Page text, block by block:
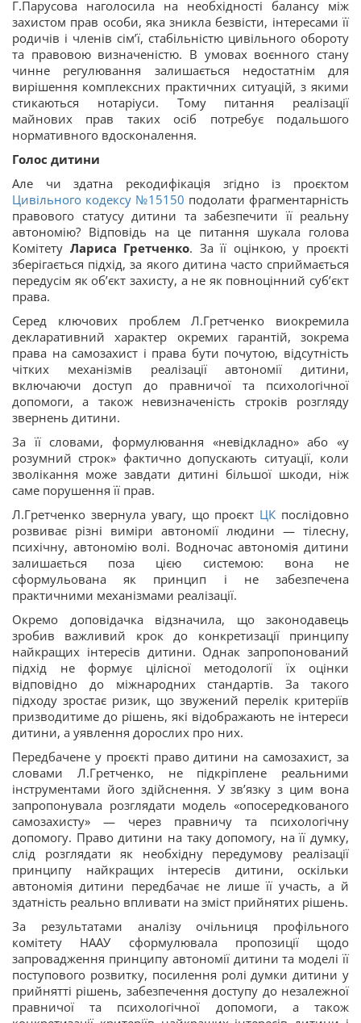
Г.Парусова наголосила на необхідності балансу між
захистом прав особи, яка зникла безвісти, інтересами її
родичів і членів сім’ї, стабільністю цивільного обороту
та правовою визначеністю. В умовах воєнного стану
чинне регулювання залишається недостатнім для
вирішення комплексних практичних ситуацій, з якими
стикаються нотаріуси. Тому питання реалізації
майнових прав таких осіб потребує подальшого
нормативного вдосконалення.
Голос дитини
Але чи здатна рекодифікація згідно із проєктом
Цивільного кодексу №15150 подолати фрагментарність
правового статусу дитини та забезпечити її реальну
автономію? Відповідь на це питання шукала голова
Комітету Лариса Гретченко. За її оцінкою, у проєкті
зберігається підхід, за якого дитина часто сприймається
передусім як об’єкт захисту, а не як повноцінний суб’єкт
права.
Серед ключових проблем Л.Гретченко виокремила
декларативний характер окремих гарантій, зокрема
права на самозахист і права бути почутою, відсутність
чітких механізмів реалізації автономії дитини,
включаючи доступ до правничої та психологічної
допомоги, а також невизначеність строків розгляду
звернень дитини.
За її словами, формулювання «невідкладно» або «у
розумний строк» фактично допускають ситуації, коли
зволікання може завдати дитині більшої шкоди, ніж
саме порушення її прав.
Л.Гретченко звернула увагу, що проєкт ЦК послідовно
розвиває різні виміри автономії людини — тілесну,
психічну, автономію волі. Водночас автономія дитини
залишається поза цією системою: вона не
сформульована як принцип і не забезпечена
практичними механізмами реалізації.
Окремо доповідачка відзначила, що законодавець
зробив важливий крок до конкретизації принципу
найкращих інтересів дитини. Однак запропонований
підхід не формує цілісної методології їх оцінки
відповідно до міжнародних стандартів. За такого
підходу зростає ризик, що звужений перелік критеріїв
призводитиме до рішень, які відображають не інтереси
дитини, а уявлення дорослих про них.
Передбачене у проєкті право дитини на самозахист, за
словами Л.Гретченко, не підкріплене реальними
інструментами його здійснення. У зв’язку з цим вона
запропонувала розглядати модель «опосередкованого
самозахисту» — через правничу та психологічну
допомогу. Право дитини на таку допомогу, на її думку,
слід розглядати як необхідну передумову реалізації
принципу найкращих інтересів дитини, оскільки
автономія дитини передбачає не лише її участь, а й
здатність реально впливати на зміст прийнятих рішень.
За результатами аналізу очільниця профільного
комітету НААУ сформулювала пропозиції щодо
запровадження принципу автономії дитини та моделі її
поступового розвитку, посилення ролі думки дитини у
прийнятті рішень, забезпечення доступу до незалежної
правничої та психологічної допомоги, а також